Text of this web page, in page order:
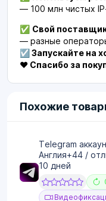
— 100 млн чистых
✅ Свой
— разные
☑️ Запускайте на
❤️ Спасибо за
Похожие
Telegram
Англия+44 /
10 дней